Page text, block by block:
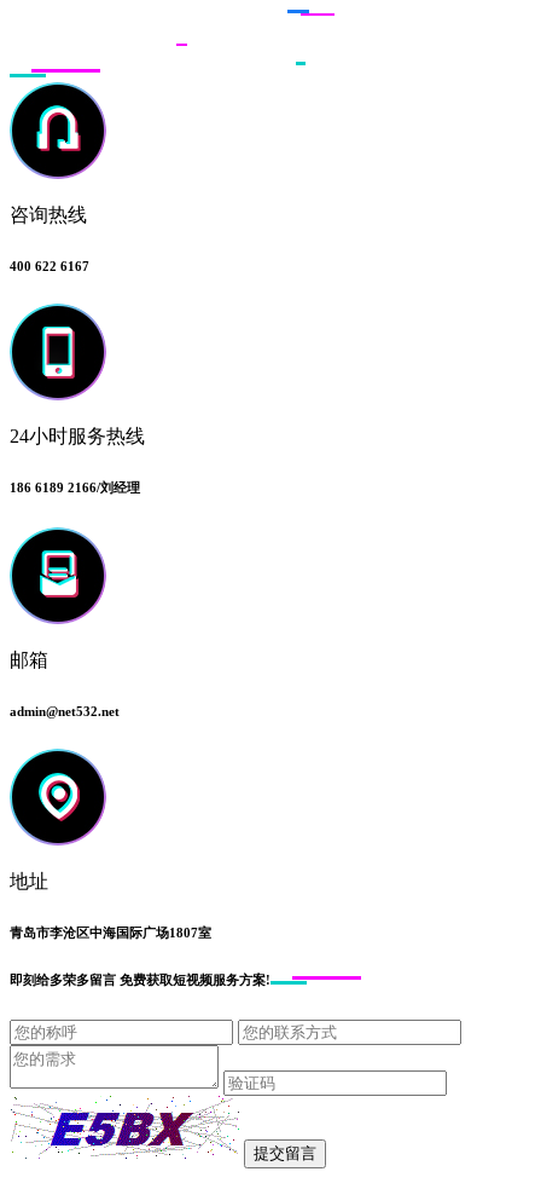
咨询热线
400 622 6167
24小时服务热线
186 6189 2166/刘经理
邮箱
admin@net532.net
地址
青岛市李沧区中海国际广场1807室
即刻给多荣多留言 免费获取短视频服务方案!